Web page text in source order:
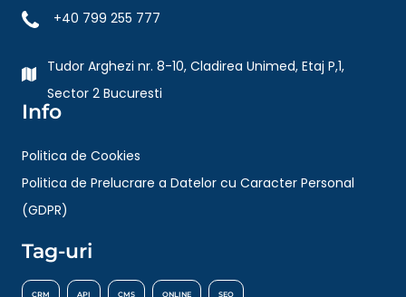
+40 799 255 777
Tudor Arghezi nr. 8-10, Cladirea Unimed, Etaj P,1,
Sector 2 Bucuresti
Info
Politica de Cookies
Politica de Prelucrare a Datelor cu Caracter Personal
(GDPR)
Tag-uri
CRM API CMS ONLINE SEO